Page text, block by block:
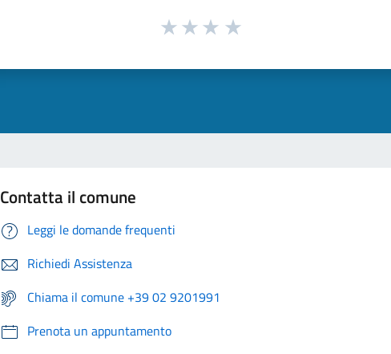
Contatta il comune
Leggi le domande frequenti
Richiedi Assistenza
Chiama il comune +39 02 9201991
Prenota un appuntamento